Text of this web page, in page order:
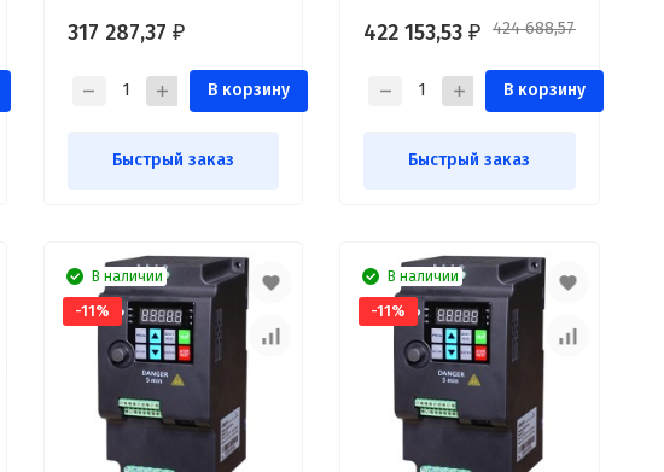
317 287,37 ₽
В корзину
Быстрый заказ
422 153,53 ₽ 424 688,57
В корзину
Быстрый заказ
-11%
В наличии
-11%
В наличии